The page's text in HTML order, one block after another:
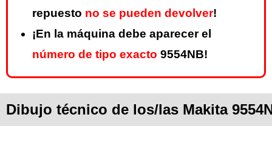
repuesto no se pueden devolver!
¡En la máquina debe aparecer el
número de tipo exacto 9554NB!
Dibujo técnico de los/las Makita